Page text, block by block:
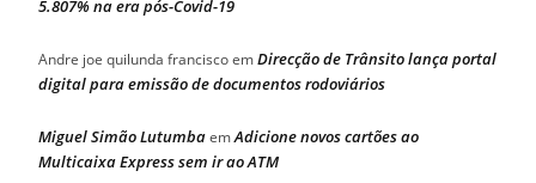
5.807% na era pós-Covid-19
Andre joe quilunda franciscoemDirecção de Trânsito lança portal
digital para emissão de documentos rodoviários
Miguel Simão LutumbaemAdicione novos cartões ao
Multicaixa Express sem ir ao ATM